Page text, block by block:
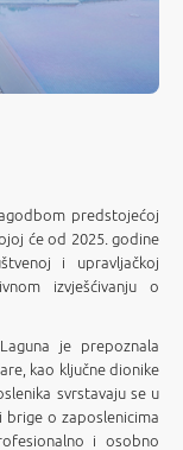
predstojećoj
će od 2025. godine
i upravljačkoj
izvješćivanju o
je prepoznala
kao ključne dionike
svrstavaju se u
brige o zaposlenicima
i osobno